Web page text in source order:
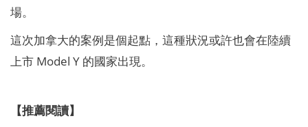
場。
這次加拿大的案例是個起點，這種狀況或許也會在陸續
上市 Model Y 的國家出現。
【推薦閱讀】